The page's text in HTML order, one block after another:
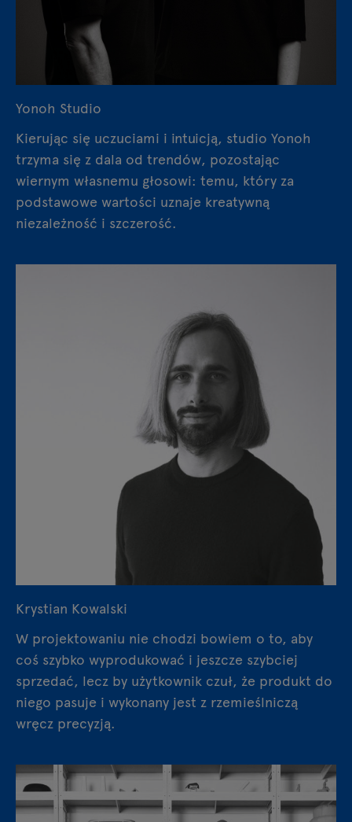
Yonoh Studio
Kierując się uczuciami i intuicją, studio Yonoh
trzyma się z dala od trendów, pozostając
wiernym własnemu głosowi: temu, który za
podstawowe wartości uznaje kreatywną
niezależność i szczerość.
Krystian Kowalski
W projektowaniu nie chodzi bowiem o to, aby
coś szybko wyprodukować i jeszcze szybciej
sprzedać, lecz by użytkownik czuł, że produkt do
niego pasuje i wykonany jest z rzemieślniczą
wręcz precyzją.